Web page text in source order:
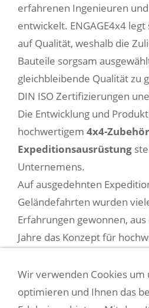
erfahrenen Ingenieuren
entwickelt. ENGAGE4x4
auf Qualität, weshalb die
Bauteile sorgsam
gleichbleibende Qualität zu
DIN ISO Zertifizierungen
Die Entwicklung und
hochwertigem 4x4-
Expeditionsausrüstung
Unternemens.
Auf ausgedehnten
Geländefahrten wurden
Erfahrungen gewonnen,
Jahre das Konzept für
Wir verwenden Cookies um
optimieren und Ihnen das